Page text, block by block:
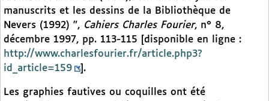
manuscrits et les dessins de la Bibliothèque de
Nevers (1992) ”, Cahiers Charles Fourier, n° 8,
décembre 1997, pp. 113-115 [disponible en ligne :
http://www.charlesfourier.fr/article.php3?
id_article=159
].
Les graphies fautives ou coquilles ont été